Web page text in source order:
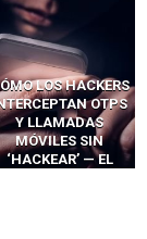
13 TÉCNICAS
RIDÍCULAMENTE
FÁCILES PARA
HACKEAR Y
EXPLOTAR